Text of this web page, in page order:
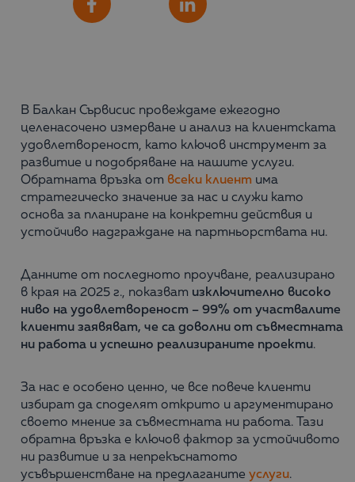
В Балкан Сървисис провеждаме ежегодно
целенасочено измерване и анализ на клиентската
удовлетвореност, като ключов инструмент за
развитие и подобряване на нашите услуги.
Обратната връзка от всеки клиент има
стратегическо значение за нас и служи като
основа за планиране на конкретни действия и
устойчиво надграждане на партньорствата ни.
Данните от последното проучване, реализирано
в края на 2025 г., показват изключително високо
ниво на удовлетвореност – 99% от участвалите
клиенти заявяват, че са доволни от съвместната
ни работа и успешно реализираните проекти.
За нас е особено ценно, че все повече клиенти
избират да споделят открито и аргументирано
своето мнение за съвместната ни работа. Тази
обратна връзка е ключов фактор за устойчивото
ни развитие и за непрекъснатото
усъвършенстване на предлаганите услуги.